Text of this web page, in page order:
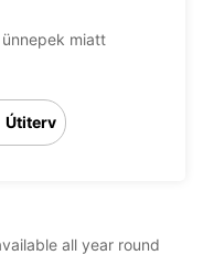
miatt
Útiterv
all year round